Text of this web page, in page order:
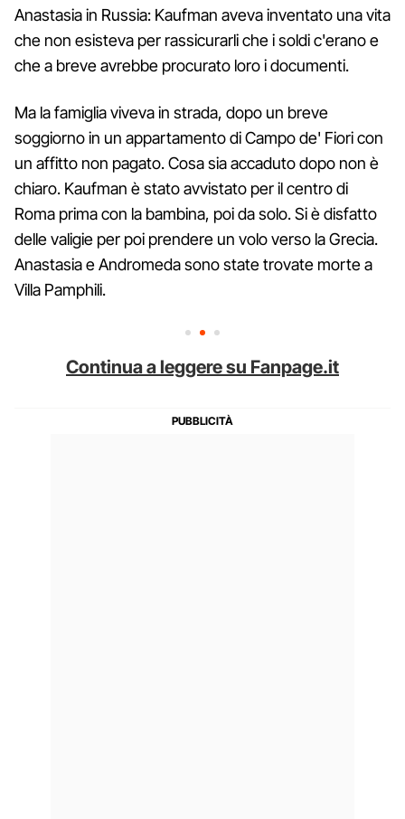
Anastasia in Russia: Kaufman aveva inventato una vita
che non esisteva per rassicurarli che i soldi c'erano e
che a breve avrebbe procurato loro i documenti.
Ma la famiglia viveva in strada, dopo un breve
soggiorno in un appartamento di Campo de' Fiori con
un affitto non pagato. Cosa sia accaduto dopo non è
chiaro. Kaufman è stato avvistato per il centro di
Roma prima con la bambina, poi da solo. Si è disfatto
delle valigie per poi prendere un volo verso la Grecia.
Anastasia e Andromeda sono state trovate morte a
Villa Pamphili.
Continua a leggere su Fanpage.it